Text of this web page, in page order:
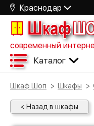
Краснодар
Шкаф
современный
Каталог
Шкаф Шоп Шкафы
< Назад в шкафы